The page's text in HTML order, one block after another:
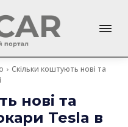
Скільки коштують нові та
нові та
Tesla в